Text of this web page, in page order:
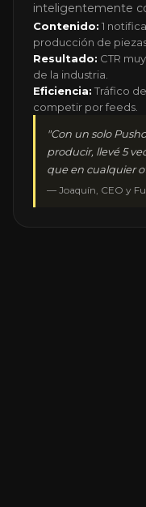
inteligentemente
Contenido: 1
producción de
Resultado: CTR
de la industria.
Eficiencia: Tráfico
competir por feeds.
"Con un solo
producir, llevé 5
que en cualquier
— Joaquín, CEO y